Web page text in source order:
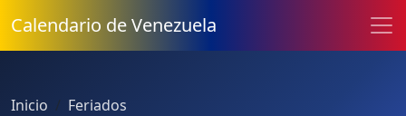
Calendario de Venezuela
Inicio
Feriados